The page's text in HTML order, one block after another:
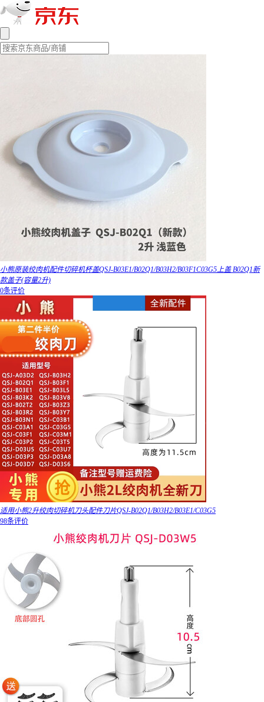
小熊原装绞肉机配件切碎机杯盖QSJ-B03E1/B02Q1/B03H2/B03F1C03G5上盖 B02Q1新
款盖子(容量2升)
0条评价
适用小熊2升绞肉切碎机刀头配件刀片QSJ-B02Q1/B03H2/B03E1/C03G5
98条评价